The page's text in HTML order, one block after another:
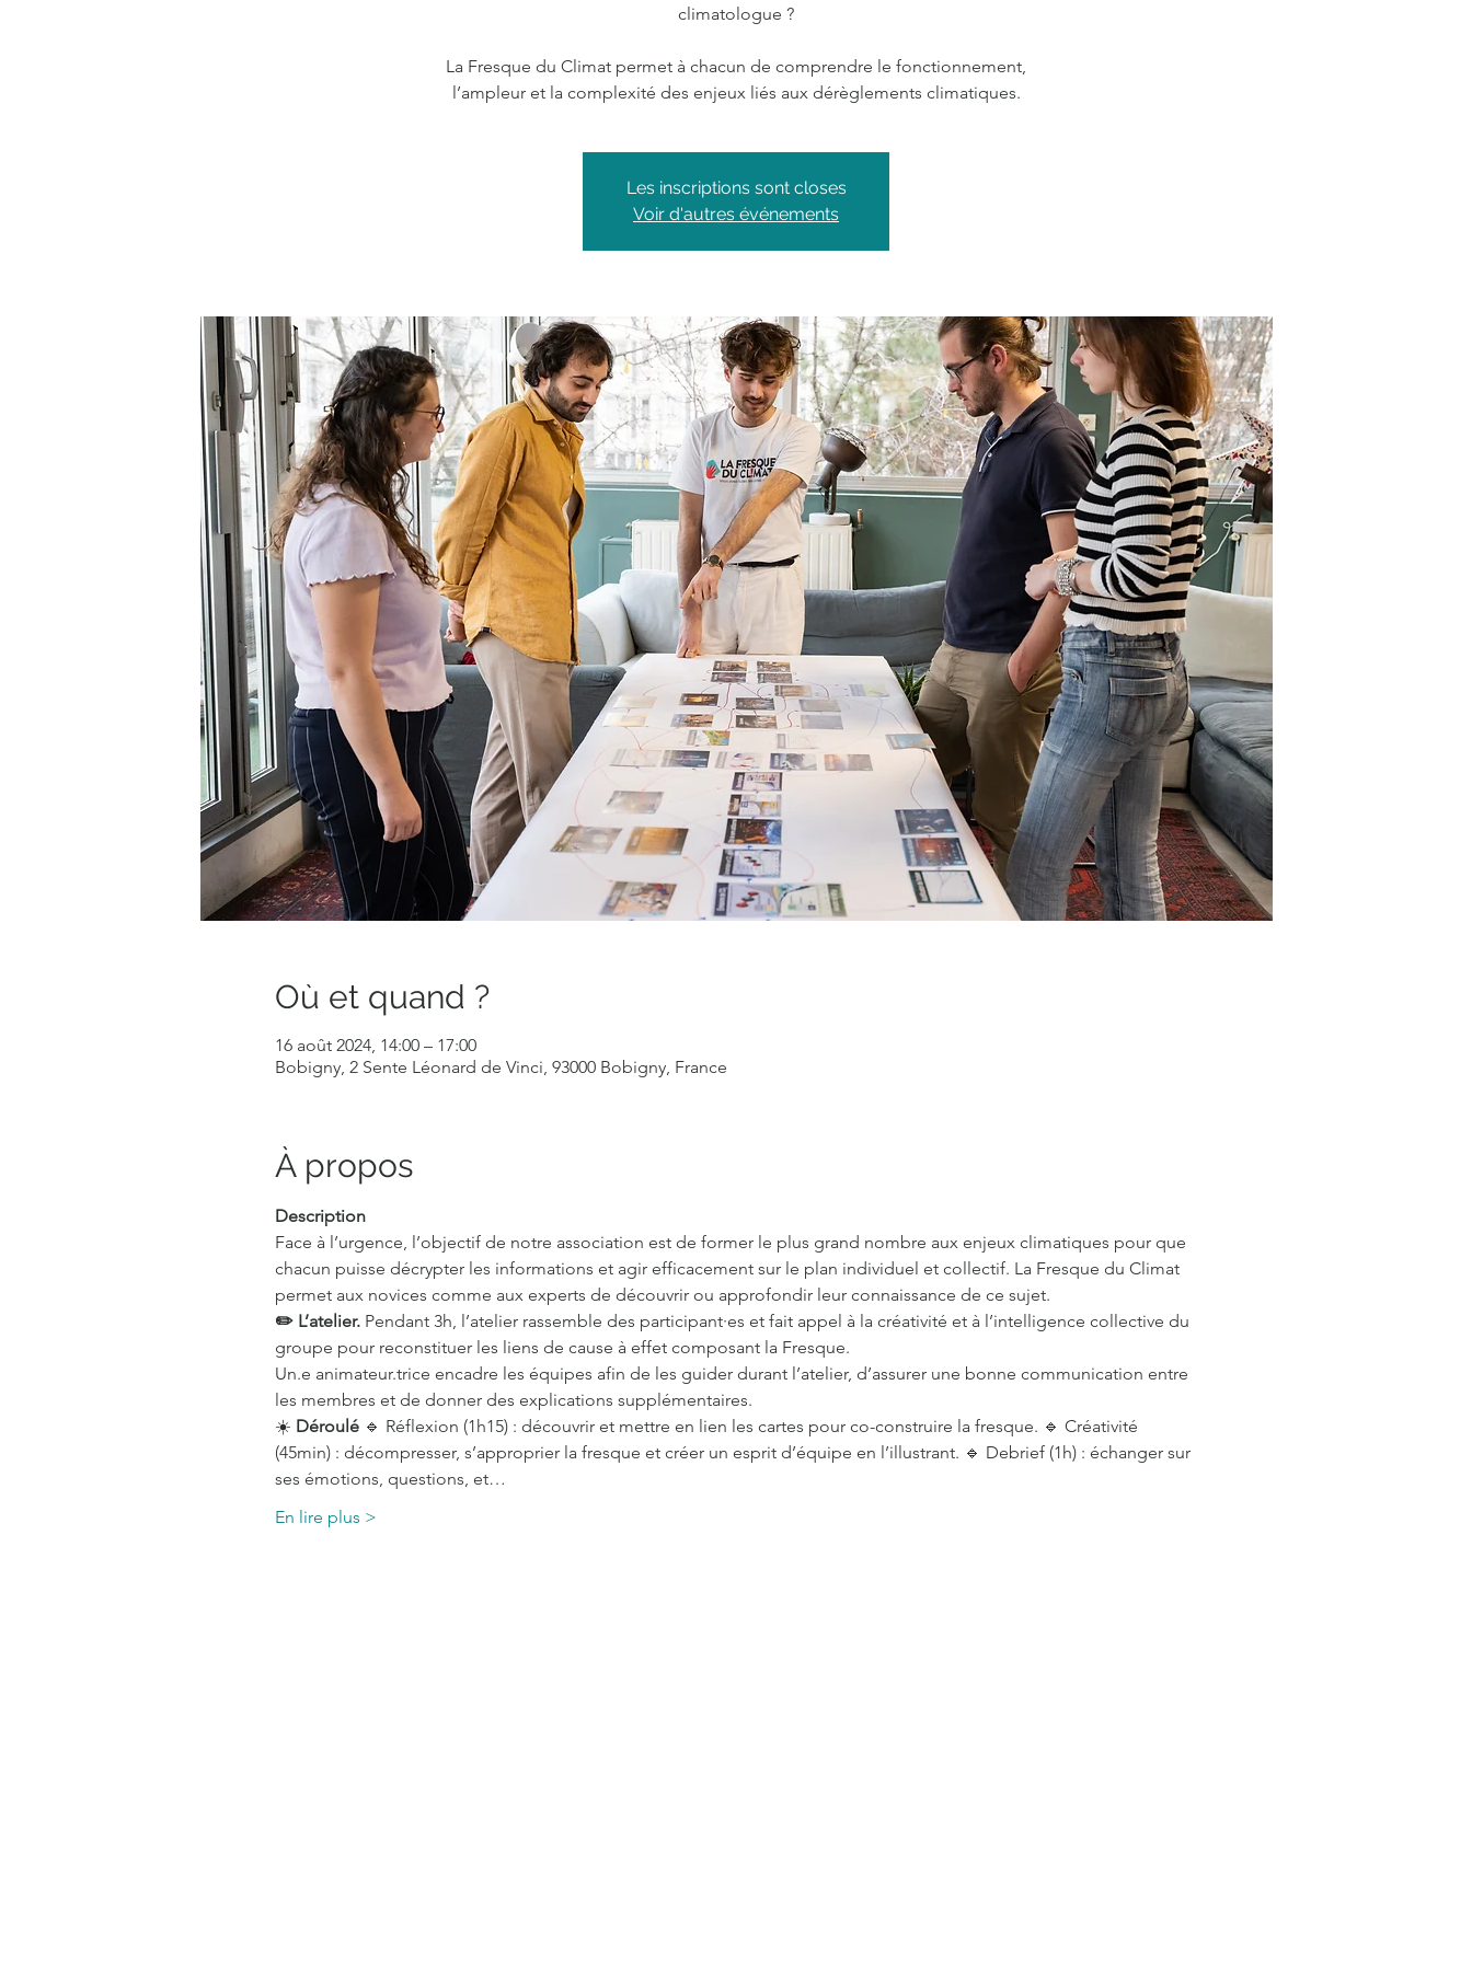
climatologue ?
La Fresque du Climat permet à chacun de comprendre le fonctionnement,
l’ampleur et la complexité des enjeux liés aux dérèglements climatiques.
Les inscriptions sont closes
Voir d'autres événements
Où et quand ?
16 août 2024, 14:00 – 17:00
Bobigny, 2 Sente Léonard de Vinci, 93000 Bobigny, France
À propos
Description
Face à l’urgence, l’objectif de notre association est de former le plus grand nombre aux enjeux climatiques pour que
chacun puisse décrypter les informations et agir efficacement sur le plan individuel et collectif. La Fresque du Climat
permet aux novices comme aux experts de découvrir ou approfondir leur connaissance de ce sujet.
✏️ L’atelier. Pendant 3h, l’atelier rassemble des participant·es et fait appel à la créativité et à l’intelligence collective du
groupe pour reconstituer les liens de cause à effet composant la Fresque.
Un.e animateur.trice encadre les équipes afin de les guider durant l’atelier, d’assurer une bonne communication entre
les membres et de donner des explications supplémentaires.
☀️ Déroulé 🔹 Réflexion (1h15) : découvrir et mettre en lien les cartes pour co-construire la fresque. 🔹 Créativité
(45min) : décompresser, s’approprier la fresque et créer un esprit d’équipe en l’illustrant. 🔹 Debrief (1h) : échanger sur
ses émotions, questions, et…
En lire plus >